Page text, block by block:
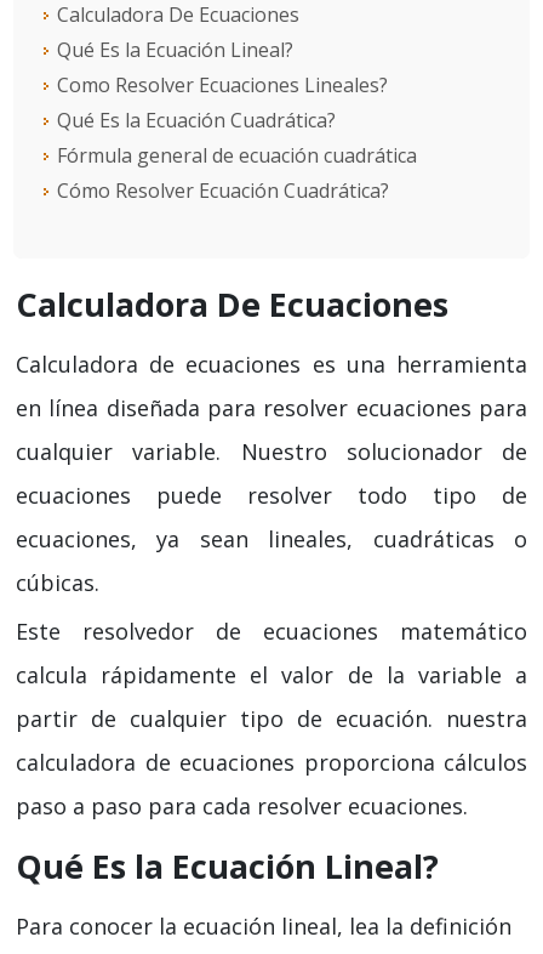
Calculadora De Ecuaciones
Qué Es la Ecuación Lineal?
Como Resolver Ecuaciones Lineales?
Qué Es la Ecuación Cuadrática?
Fórmula general de ecuación cuadrática
Cómo Resolver Ecuación Cuadrática?
Calculadora De Ecuaciones
Calculadora de ecuaciones es una herramienta
en línea diseñada para resolver ecuaciones para
cualquier variable. Nuestro solucionador de
ecuaciones puede resolver todo tipo de
ecuaciones, ya sean lineales, cuadráticas o
cúbicas.
Este resolvedor de ecuaciones matemático
calcula rápidamente el valor de la variable a
partir de cualquier tipo de ecuación. nuestra
calculadora de ecuaciones proporciona cálculos
paso a paso para cada resolver ecuaciones.
Qué Es la Ecuación Lineal?
Para conocer la ecuación lineal, lea la definición